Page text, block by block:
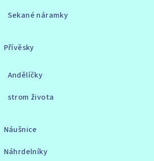
Sekané náramky
Přívěsky
Andělíčky
strom života
Náušnice
Náhrdelníky